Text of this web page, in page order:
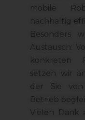
mobile
nachhaltig
Besonders
Austausch:
konkreten
setzen wir
der Sie
Betrieb
Vielen Dank